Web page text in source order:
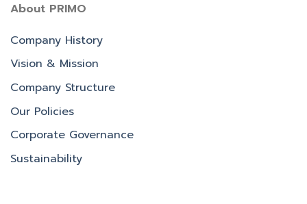
About PRIMO
Company History
Vision & Mission
Company Structure
Our Policies
Corporate Governance
Sustainability